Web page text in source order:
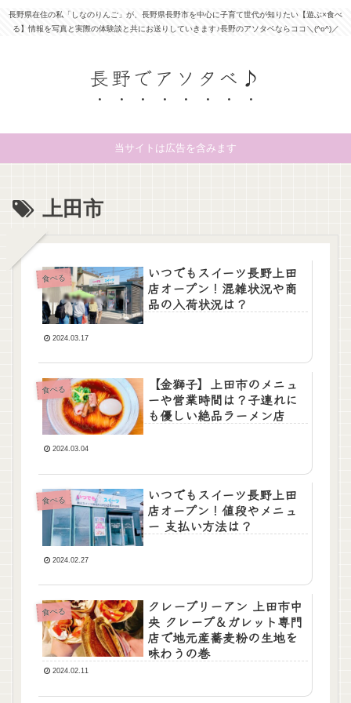
長野県在住の私「しなのりんご」が、長野県長野市を中心に子育て世代が知りたい【遊ぶ×食べ
る】情報を写真と実際の体験談と共にお送りしていきます♪長野のアソタベならココ＼(^o^)／
長野でアソタベ♪
当サイトは広告を含みます
上田市
食べる
いつでもスイーツ長野上田
店オープン！混雑状況や商
品の入荷状況は？
2024.03.17
食べる
【金獅子】上田市のメニュ
ーや営業時間は？子連れに
も優しい絶品ラーメン店
2024.03.04
食べる
いつでもスイーツ長野上田
店オープン！値段やメニュ
ー 支払い方法は？
2024.02.27
食べる
クレープリーアン 上田市中
央 クレープ＆ガレット専門
店で地元産蕎麦粉の生地を
味わうの巻
2024.02.11